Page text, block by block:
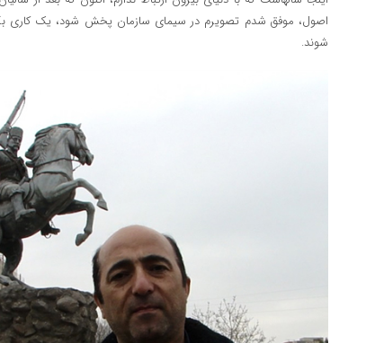
اصول، موفق شدم تصویرم در سیمای سازمان پخش شود، یک کاری
شوند.